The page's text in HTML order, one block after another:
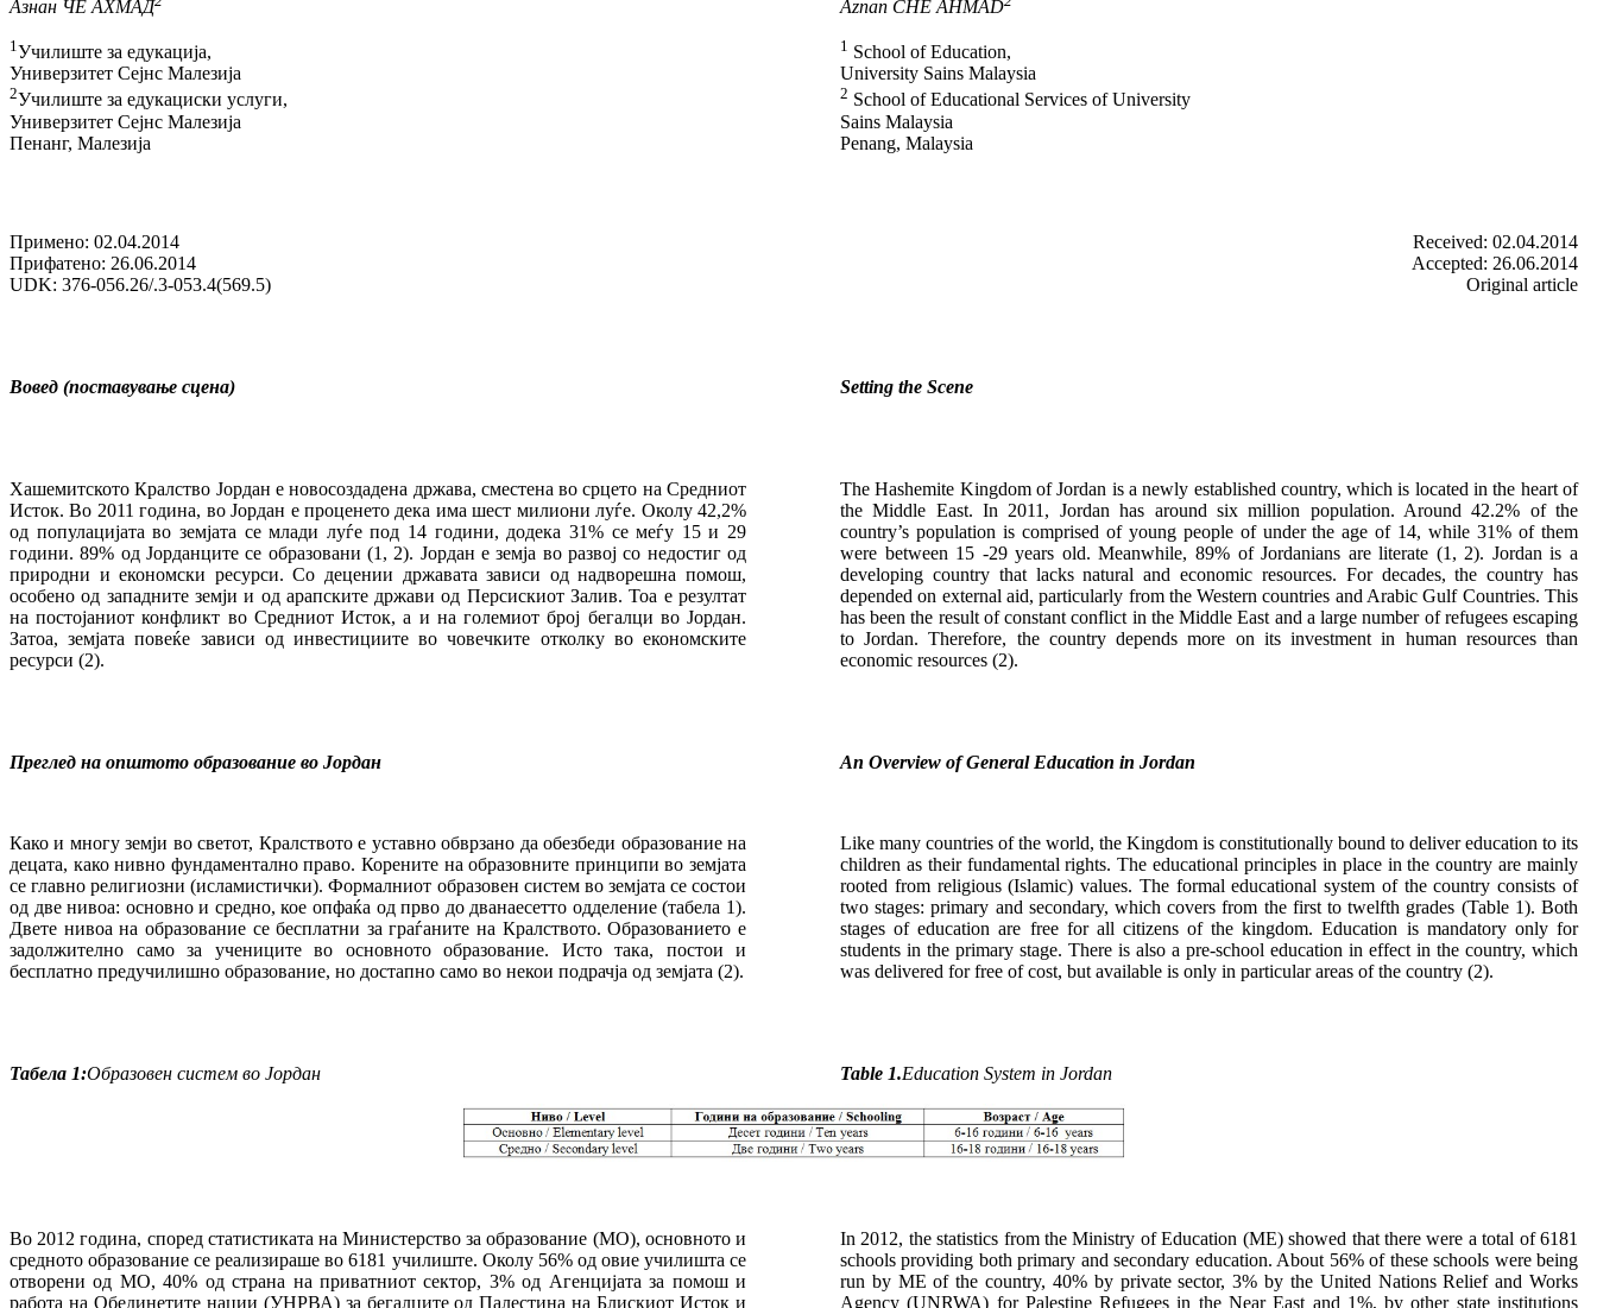
Азнан ЧЕ АХМАД
1 Училиште за едукација,
Универзитет Сејнс Малезија
2Училиште за едукациски услуги,
Универзитет Сејнс Малезија
Пенанг, Малезија
Aznan CHE AHMAD
1 School of Education,
University Sains Malaysia
2 School of Educational Services of University
Sains Malaysia
Penang, Malaysia
Примено: 02.04.2014
Прифатено: 26.06.2014
UDK: 376-056.26/.3-053.4(569.5)
Received: 02.04.2014
Accepted: 26.06.2014
Original article
Вовед (поставување сцена) Setting the Scene
Хашемитското Кралство Јордан е новосоздадена држава, сместена во срцето на Средниот
Исток. Во 2011 година, во Јордан е проценето дека има шест милиони луѓе. Околу 42,2%
од популацијата во земјата се млади луѓе под 14 години, додека 31% се меѓу 15 и 29
години. 89% од Јорданците се образовани (1, 2). Јордан е земја во развој со недостиг од
природни и економски ресурси. Со децении државата зависи од надворешна помош,
особено од западните земји и од арапските држави од Персискиот Залив. Тоа е резултат
на постојаниот конфликт во Средниот Исток, а и на големиот број бегалци во Јордан.
Затоа, земјата повеќе зависи од инвестициите во човечките отколку во економските
ресурси (2).
The Hashemite Kingdom of Jordan is a newly established country, which is located in the heart of
the Middle East. In 2011, Jordan has around six million population. Around 42.2% of the
country’s population is comprised of young people of under the age of 14, while 31% of them
were between 15 -29 years old. Meanwhile, 89% of Jordanians are literate (1, 2). Jordan is a
developing country that lacks natural and economic resources. For decades, the country has
depended on external aid, particularly from the Western countries and Arabic Gulf Countries. This
has been the result of constant conflict in the Middle East and a large number of refugees escaping
to Jordan. Therefore, the country depends more on its investment in human resources than
economic resources (2).
Преглед на општото образование во Јордан An Overview of General Education in Jordan
Како и многу земји во светот, Кралството е уставно обврзано да обезбеди образование на
децата, како нивно фундаментално право. Корените на образовните принципи во земјата
се главно религиозни (исламистички). Формалниот образовен систем во земјата се состои
од две нивоа: основно и средно, кое опфаќа од прво до дванаесетто одделение (табела 1).
Двете нивоа на образование се бесплатни за граѓаните на Кралството. Образованието е
задолжително само за учениците во основното образование. Исто така, постои и
бесплатно предучилишно образование, но достапно само во некои подрачја од земјата (2).
Like many countries of the world, the Kingdom is constitutionally bound to deliver education to its
children as their fundamental rights. The educational principles in place in the country are mainly
rooted from religious (Islamic) values. The formal educational system of the country consists of
two stages: primary and secondary, which covers from the first to twelfth grades (Table 1). Both
stages of education are free for all citizens of the kingdom. Education is mandatory only for
students in the primary stage. There is also a pre-school education in effect in the country, which
was delivered for free of cost, but available is only in particular areas of the country (2).
Табела 1:Образовен систем во Јордан Table 1.Education System in Jordan
Во 2012 година, според статистиката на Министерство за образование (МО), основното и
средното образование се реализираше во 6181 училиште. Околу 56% од овие училишта се
отворени од МО, 40% од страна на приватниот сектор, 3% од Агенцијата за помош и
работа на Обединетите нации (УНРВА) за бегалците од Палестина на Блискиот Исток и
In 2012, the statistics from the Ministry of Education (ME) showed that there were a total of 6181
schools providing both primary and secondary education. About 56% of these schools were being
run by ME of the country, 40% by private sector, 3% by the United Nations Relief and Works
Agency (UNRWA) for Palestine Refugees in the Near East and 1%, by other state institutions